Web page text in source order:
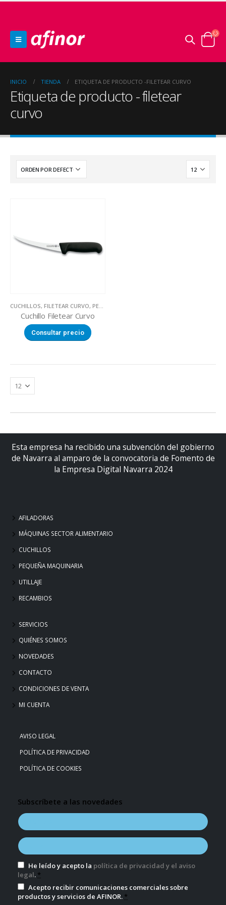
INICIO TIENDA ETIQUETA DE PRODUCTO -FILETEAR CURVO
Etiqueta de producto - filetear
curvo
CUCHILLOS, FILETEAR CURVO, PESCADERIA
Cuchillo Filetear Curvo
Consultar precio
Esta empresa ha recibido una subvención del gobierno
de Navarra al amparo de la convocatoria de Fomento de
la Empresa Digital Navarra 2024
AFILADORAS
MÁQUINAS SECTOR ALIMENTARIO
CUCHILLOS
PEQUEÑA MAQUINARIA
UTILLAJE
RECAMBIOS
SERVICIOS
QUIÉNES SOMOS
NOVEDADES
CONTACTO
CONDICIONES DE VENTA
MI CUENTA
AVISO LEGAL
POLÍTICA DE PRIVACIDAD
POLÍTICA DE COOKIES
Subscríbete a las novedades
He leído y acepto la política de privacidad y el aviso
legal. *
Acepto recibir comunicaciones comerciales sobre
productos y servicios de AFINOR. *